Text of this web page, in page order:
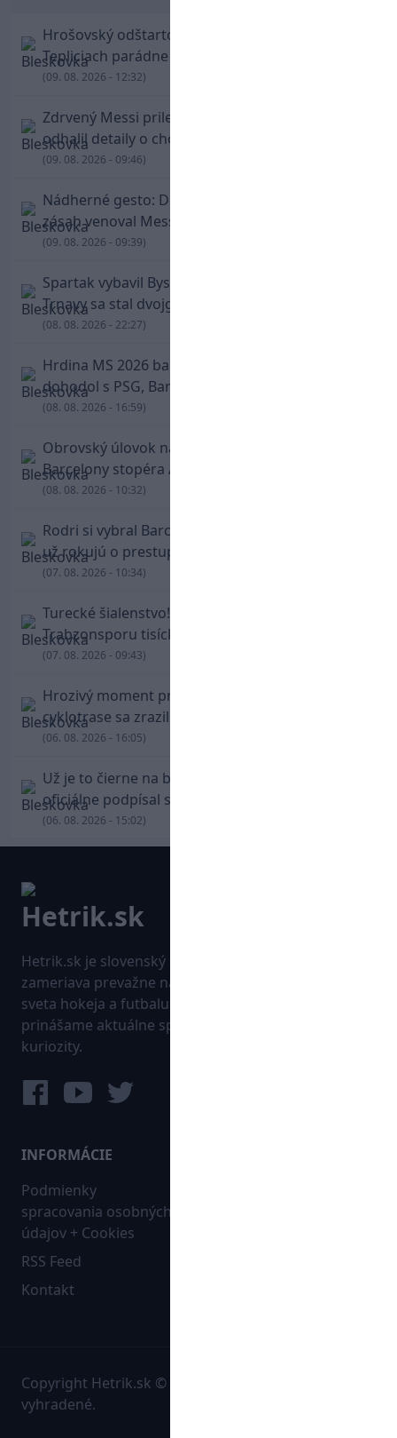
Hrošovský odštartoval šialenú prestrelku! V
Tepliciach parádne skóroval už v prvej minúte
(09. 08. 2026 - 12:32)
Zdrvený Messi priletel do Argentíny, denník
odhalil detaily o chorobe jeho otca
(09. 08. 2026 - 09:46)
Nádherné gesto: De Paul po góle odhalil dres,
zásah venoval Messimu po strate otca
(09. 08. 2026 - 09:39)
Spartak vybavil Bystricu za pár minút: Hrdinom
Trnavy sa stal dvojgólový Polťák
(08. 08. 2026 - 22:27)
Hrdina MS 2026 balí kufre! Ferran Torres sa
dohodol s PSG, Barcelona mu brániť nebude
(08. 08. 2026 - 16:59)
Obrovský úlovok na Anfielde: Liverpool získal z
Barcelony stopéra Arauja
(08. 08. 2026 - 10:32)
Rodri si vybral Barcelonu a odmietol Real. Kluby
už rokujú o prestupovej čiastke
(07. 08. 2026 - 10:34)
Turecké šialenstvo! Salaha vítali na štadióne
Trabzonsporu tisícky fanúšikov
(07. 08. 2026 - 09:43)
Hrozivý moment pre Zdena Cháru! Na
cyklotrase sa zrazil s bežcom
(06. 08. 2026 - 16:05)
Už je to čierne na bielom: Mohamed Salah
oficiálne podpísal s Trabzonsporom
(06. 08. 2026 - 15:02)
Hetrik.sk je slovenský športový portál, ktorý sa
zameriava prevažne na najnovšie informácie zo
sveta hokeja a futbalu. Pravidelne na dennej báze
prinášame aktuálne správy, góly, zaujímavosti a
kuriozity.
INFORMÁCIE
Podmienky
spracovania osobných
údajov + Cookies
RSS Feed
Kontakt
Copyright Hetrik.sk © 2026 Autorské práva sú
vyhradené.